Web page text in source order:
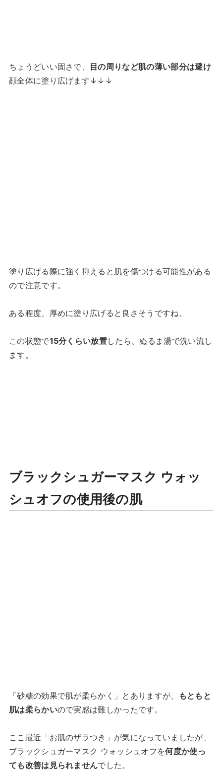
ちょうどいい固さで、 目の周りなど肌の薄い部分は避け
顔全体に塗り広げます↓↓↓
塗り広げる際に強く抑えると肌を傷つける可能性がある
ので注意です。
ある程度、厚めに塗り広げると良さそうですね。
この状態で15分くらい放置したら、ぬるま湯で洗い流し
ます。
ブラックシュガーマスク ウォッ
シュオフの使用後の肌
「砂糖の効果で肌が柔らかく」とありますが、
もともと
肌は柔らかいので実感は難しかったです。
ここ最近「お肌のザラつき」が気になっていましたが、
ブラックシュガーマスク ウォッシュオフを何度か使っ
ても改善は見られませんでした。